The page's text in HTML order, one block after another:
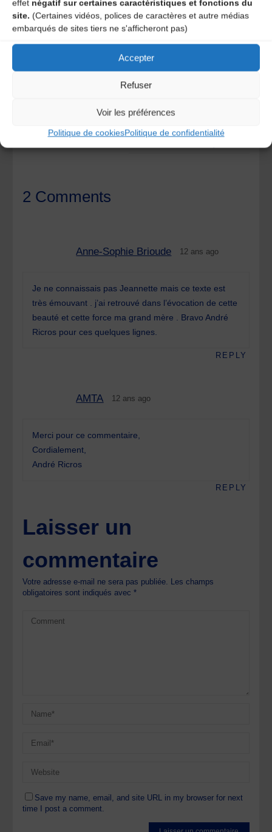
effet négatif sur certaines caractéristiques et fonctions du
site. (Certaines vidéos, polices de caractères et autre médias
embarqués de sites tiers ne s'afficheront pas)
Accepter
Refuser
Voir les préférences
Politique de cookiesPolitique de confidentialité
sur les toits et dans le déroulé de l’eau du Bes qui nous
relie sans cesse.
2 Comments
Anne-Sophie Brioude 12 ans ago
Je ne connaissais pas Jeannette mais ce texte est
très émouvant . j’ai retrouvé dans l’évocation de cette
beauté et cette force ma grand mère . Bravo André
Ricros pour ces quelques lignes.
REPLY
AMTA 12 ans ago
Merci pour ce commentaire,
Cordialement,
André Ricros
REPLY
Laisser un
commentaire
Votre adresse e-mail ne sera pas publiée. Les champs
obligatoires sont indiqués avec*
Save my name, email, and site URL in my browser for next
time I post a comment.